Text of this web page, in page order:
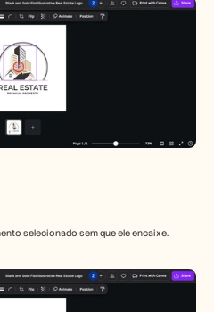
selecionado sem que ele encaixe.